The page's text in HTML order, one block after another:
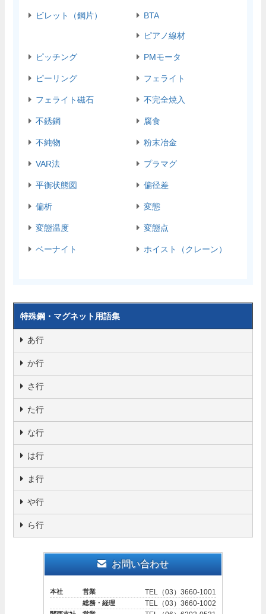
ビレット（鋼片） BTA
ピアノ線材
ピッチング PMモータ
ピーリング フェライト
フェライト磁石 不完全焼入
不銹鋼 腐食
不純物 粉末冶金
VAR法 プラマグ
平衡状態図 偏径差
偏析 変態
変態温度 変態点
ベーナイト ホイスト（クレーン）
特殊鋼・マグネット用語集
あ行
か行
さ行
た行
な行
は行
ま行
や行
ら行
お問い合わせ
本社 営業 TEL（03）3660-1001
総務・経理 TEL（03）3660-1002